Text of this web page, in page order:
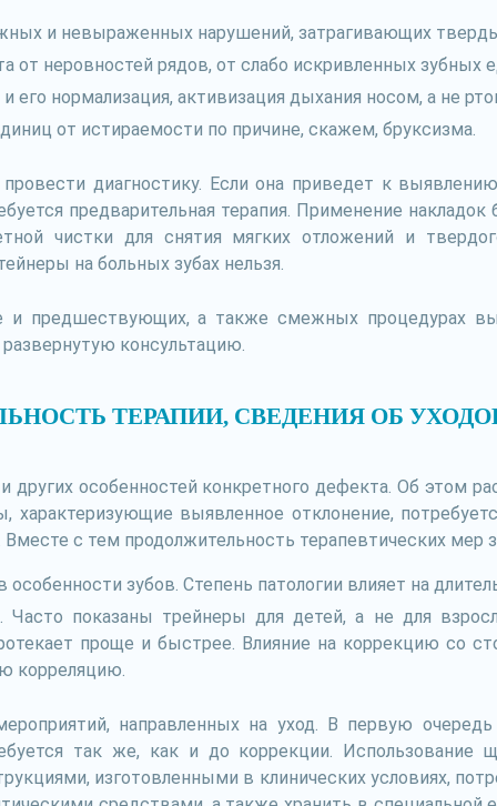
и невыраженных нарушений, затрагивающих
от неровностей рядов, от слабо искривленных зубных
его нормализация, активизация дыхания носом, а не
от истираемости по причине, скажем, бруксизма.
диагностику. Если она приведет к
предварительная терапия. Применение
чистки для снятия мягких отложений и
на больных зубах нельзя.
и предшествующих, а также смежных процедурах
консультацию.
ТЕРАПИИ, СВЕДЕНИЯ ОБ
других особенностей конкретного дефекта. Об этом
характеризующие выявленное отклонение,
с тем продолжительность терапевтических
особенности зубов. Степень патологии влияет на
Часто показаны трейнеры для детей, а не для
проще и быстрее. Влияние на коррекцию со
корреляцию.
направленных на уход. В первую
так же, как и до коррекции. Использование
изготовленными в клинических условиях,